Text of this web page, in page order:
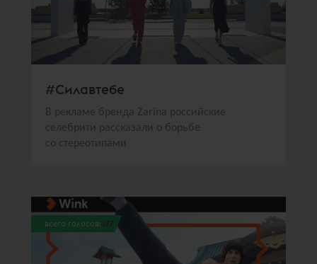
#Силавтебе
В рекламе бренда Zarina российские
селебрити рассказали о борьбе
со стереотипами
всего голосов: 177